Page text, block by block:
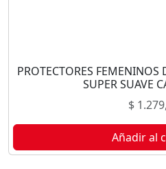
PROTECTORES FEMENINOS
SUPER SUAVE
$
Añadir al